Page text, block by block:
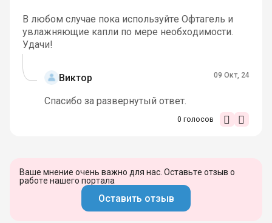
В любом случае пока используйте Офтагель и
увлажняющие капли по мере необходимости.
Удачи!
Виктор 09 Окт, 24
Спасибо за развернутый ответ.
0 голосов
Ваше мнение очень важно для нас. Оставьте отзыв о
работе нашего портала
Оставить отзыв